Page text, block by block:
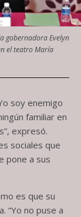
gobernadora Evelyn
el teatro María
soy enemigo
familiar en
expresó.
sociales que
pone a sus
es que su
“Yo no puse a